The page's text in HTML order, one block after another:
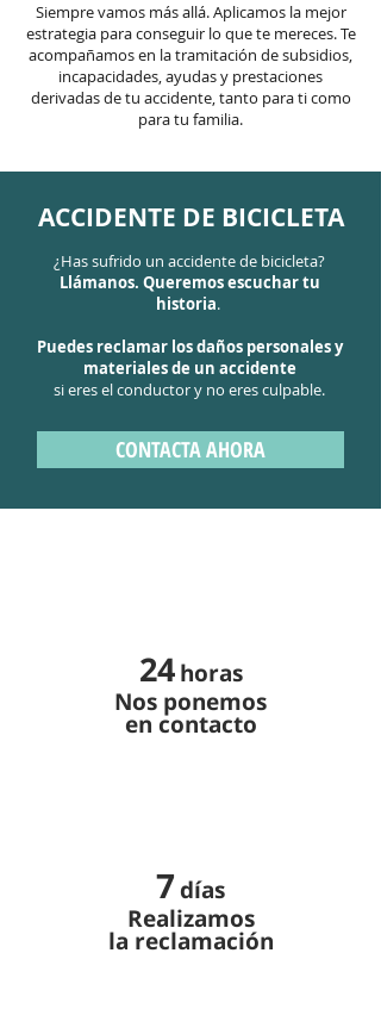
Siempre vamos más allá. Aplicamos la mejor
estrategia para conseguir lo que te mereces. Te
acompañamos en la tramitación de subsidios,
incapacidades, ayudas y prestaciones
derivadas de tu accidente, tanto para ti como
para tu familia.
ACCIDENTE DE BICICLETA
¿Has sufrido un accidente de bicicleta?
Llámanos. Queremos escuchar tu
historia.
Puedes reclamar los daños personales y
materiales de un accidente
si eres el conductor y no eres culpable.
CONTACTA AHORA
24 horas
Nos ponemos
en contacto
7días
Realizamos
la reclamación